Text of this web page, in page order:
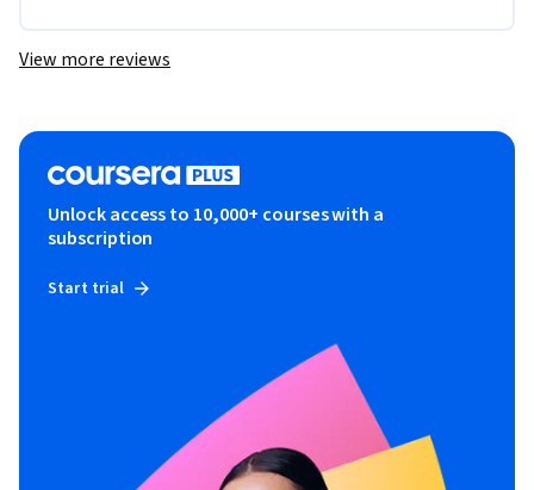
View more reviews
Unlock access to 10,000+ courses with a
subscription
Start trial